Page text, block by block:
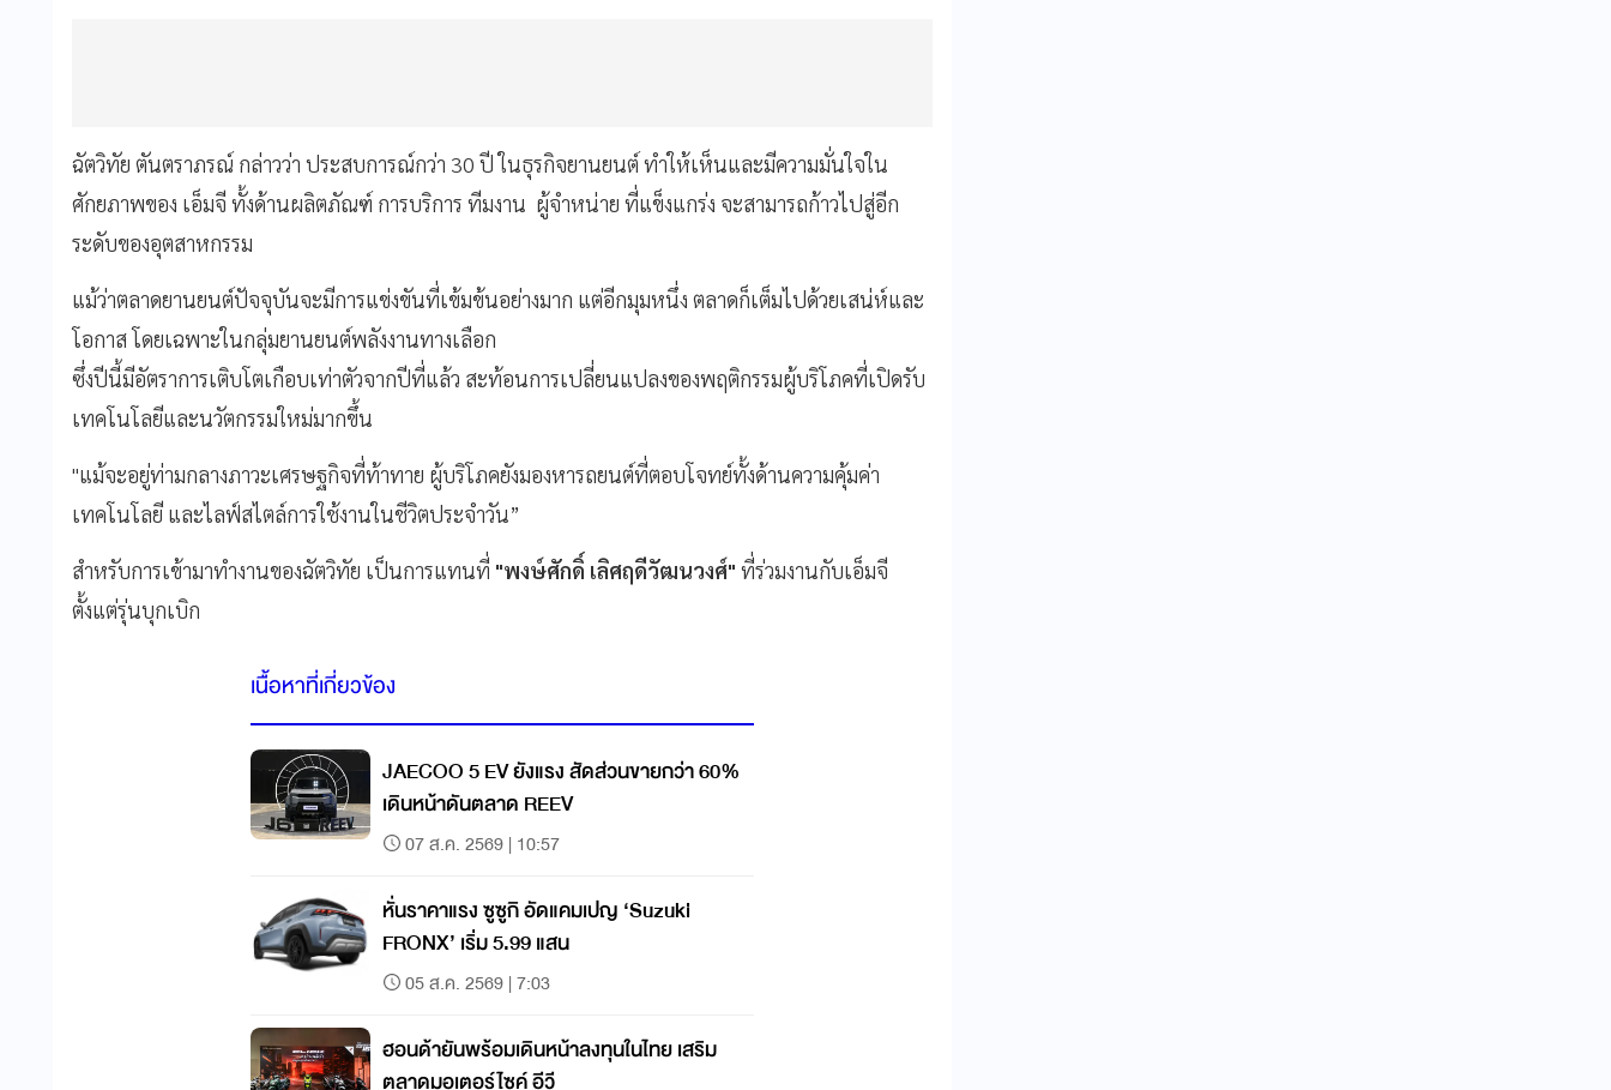
ฉัตวิทัย ตันตราภรณ์ กล่าวว่า ประสบการณ์กว่า 30 ปี ในธุรกิจยานยนต์ ทำให้เห็นและมีความมั่นใจใน
ศักยภาพของ เอ็มจี ทั้งด้านผลิตภัณฑ์ การบริการ ทีมงาน ผู้จำหน่าย ที่แข็งแกร่ง จะสามารถก้าวไปสู่อีก
ระดับของอุตสาหกรรม
แม้ว่าตลาดยานยนต์ปัจจุบันจะมีการแข่งขันที่เข้มข้นอย่างมาก แต่อีกมุมหนึ่ง ตลาดก็เต็มไปด้วยเสน่ห์และ
โอกาส โดยเฉพาะในกลุ่มยานยนต์พลังงานทางเลือก
ซึ่งปีนี้มีอัตราการเติบโตเกือบเท่าตัวจากปีที่แล้ว สะท้อนการเปลี่ยนแปลงของพฤติกรรมผู้บริโภคที่เปิดรับ
เทคโนโลยีและนวัตกรรมใหม่มากขึ้น
"แม้จะอยู่ท่ามกลางภาวะเศรษฐกิจที่ท้าทาย ผู้บริโภคยังมองหารถยนต์ที่ตอบโจทย์ทั้งด้านความคุ้มค่า
เทคโนโลยี และไลฟ์สไตล์การใช้งานในชีวิตประจำวัน”
สำหรับการเข้ามาทำงานของฉัตวิทัย เป็นการแทนที่ "พงษ์ศักดิ์ เลิศฤดีวัฒนวงศ์" ที่ร่วมงานกับเอ็มจี
ตั้งแต่รุ่นบุกเบิก
เนื้อหาที่เกี่ยวข้อง
JAECOO 5 EV ยังแรง สัดส่วนขายกว่า 60%
เดินหน้าดันตลาด REEV
07 ส.ค. 2569 | 10:57
หั่นราคาแรง ซูซูกิ อัดแคมเปญ ‘Suzuki
FRONX’ เริ่ม 5.99 แสน
05 ส.ค. 2569 | 7:03
ฮอนด้ายันพร้อมเดินหน้าลงทุนในไทย เสริม
ตลาดมอเตอร์ไซค์ อีวี